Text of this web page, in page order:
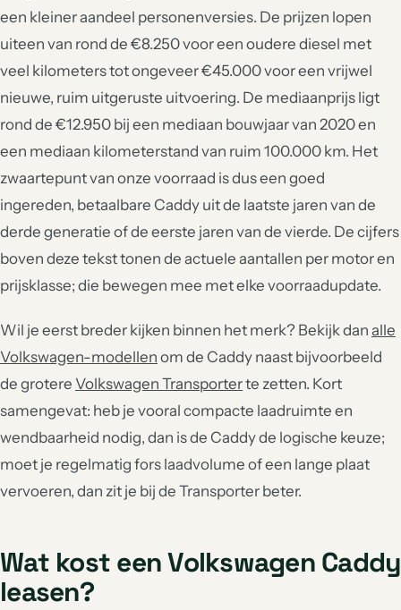
een kleiner aandeel personenversies. De prijzen lopen
uiteen van rond de €8.250 voor een oudere diesel met
veel kilometers tot ongeveer €45.000 voor een vrijwel
nieuwe, ruim uitgeruste uitvoering. De mediaanprijs ligt
rond de €12.950 bij een mediaan bouwjaar van 2020 en
een mediaan kilometerstand van ruim 100.000 km. Het
zwaartepunt van onze voorraad is dus een goed
ingereden, betaalbare Caddy uit de laatste jaren van de
derde generatie of de eerste jaren van de vierde. De cijfers
boven deze tekst tonen de actuele aantallen per motor en
prijsklasse; die bewegen mee met elke voorraadupdate.
Wil je eerst breder kijken binnen het merk? Bekijk dan alle
Volkswagen-modellen om de Caddy naast bijvoorbeeld
de grotere Volkswagen Transporterte zetten. Kort
samengevat: heb je vooral compacte laadruimte en
wendbaarheid nodig, dan is de Caddy de logische keuze;
moet je regelmatig fors laadvolume of een lange plaat
vervoeren, dan zit je bij de Transporter beter.
Wat kost een Volkswagen Caddy
leasen?